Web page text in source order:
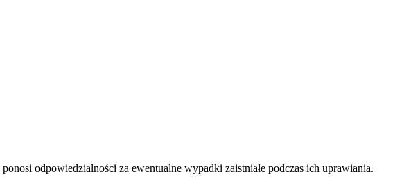
odpowiedzialności za ewentualne wypadki zaistniałe podczas ich uprawiania.